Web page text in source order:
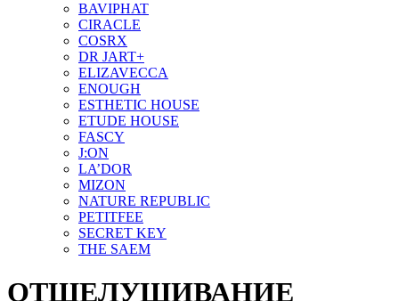
BAVIPHAT
CIRACLE
COSRX
DR JART+
ELIZAVECCA
ENOUGH
ESTHETIC HOUSE
ETUDE HOUSE
FASCY
J:ON
LA’DOR
MIZON
NATURE REPUBLIC
PETITFEE
SEСRET KEY
THE SAEM
ОТШЕЛУШИВАНИЕ